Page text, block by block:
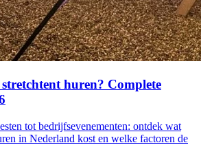
huren? Complete
tot bedrijfsevenementen: ontdek wat
in Nederland kost en welke factoren de